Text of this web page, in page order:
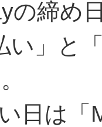
の締め
い」と
日は「